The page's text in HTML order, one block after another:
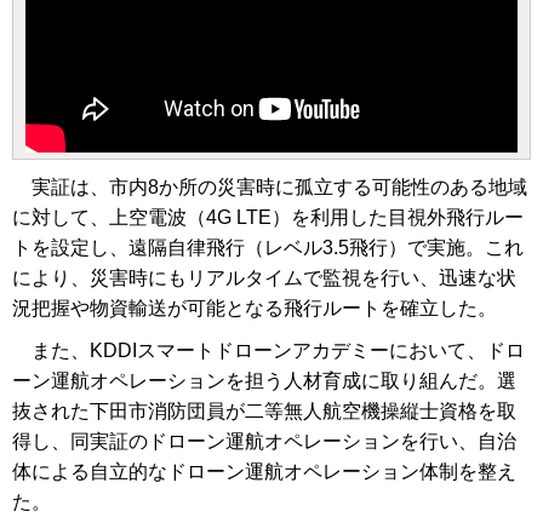
実証は、市内8か所の災害時に孤立する可能性のある地域
に対して、上空電波（4G LTE）を利用した目視外飛行ルー
トを設定し、遠隔自律飛行（レベル3.5飛行）で実施。これ
により、災害時にもリアルタイムで監視を行い、迅速な状
況把握や物資輸送が可能となる飛行ルートを確立した。
また、KDDIスマートドローンアカデミーにおいて、ドロ
ーン運航オペレーションを担う人材育成に取り組んだ。選
抜された下田市消防団員が二等無人航空機操縦士資格を取
得し、同実証のドローン運航オペレーションを行い、自治
体による自立的なドローン運航オペレーション体制を整え
た。